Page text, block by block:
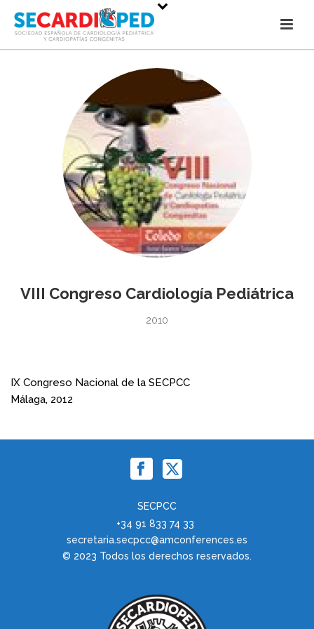
VIII Congreso Cardiología Pediátrica
2010
IX Congreso Nacional de la SECPCC
Málaga, 2012
SECPCC
+34 91 833 74 33
secretaria.secpcc@amconferences.es
© 2023 Todos los derechos reservados.